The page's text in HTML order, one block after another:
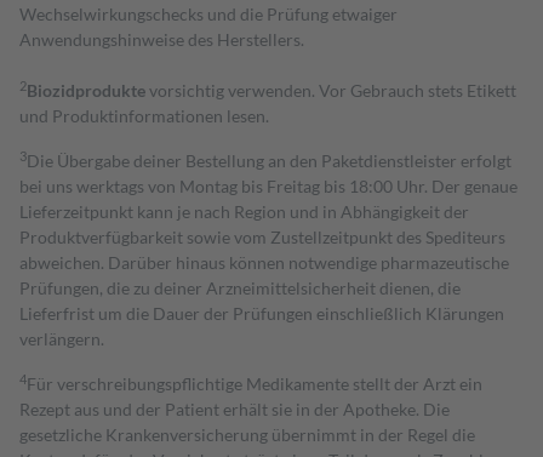
Wechselwirkungschecks und die Prüfung etwaiger
Anwendungshinweise des Herstellers.
2Biozidproduktevorsichtig verwenden. Vor Gebrauch stets Etikett
und Produktinformationen lesen.
3Die Übergabe deiner Bestellung an den Paketdienstleister erfolgt
bei uns werktags von Montag bis Freitag bis 18:00 Uhr. Der genaue
Lieferzeitpunkt kann je nach Region und in Abhängigkeit der
Produktverfügbarkeit sowie vom Zustellzeitpunkt des Spediteurs
abweichen. Darüber hinaus können notwendige pharmazeutische
Prüfungen, die zu deiner Arzneimittelsicherheit dienen, die
Lieferfrist um die Dauer der Prüfungen einschließlich Klärungen
verlängern.
4Für verschreibungspflichtige Medikamente stellt der Arzt ein
Rezept aus und der Patient erhält sie in der Apotheke. Die
gesetzliche Krankenversicherung übernimmt in der Regel die